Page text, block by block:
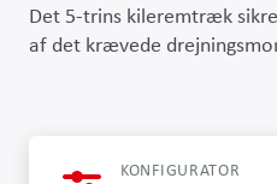
Det 5-trins kileremtræk
af det krævede
KONFIGURATOR